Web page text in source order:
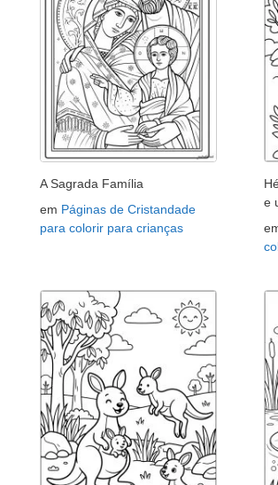
A Sagrada Família
em Páginas de Cristandade
para colorir para crianças
e